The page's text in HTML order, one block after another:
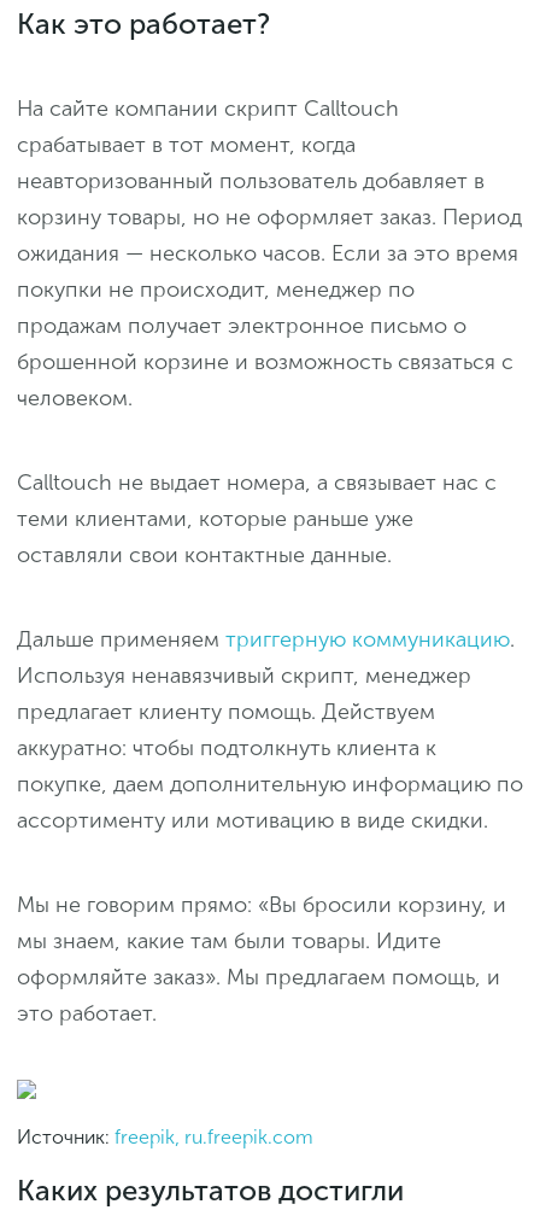
Как это работает?
На сайте компании скрипт Calltouch
срабатывает в тот момент, когда
неавторизованный пользователь добавляет в
корзину товары, но не оформляет заказ. Период
ожидания — несколько часов. Если за это время
покупки не происходит, менеджер по
продажам получает электронное письмо о
брошенной корзине и возможность связаться с
человеком.
Calltouch не выдает номера, а связывает нас с
теми клиентами, которые раньше уже
оставляли свои контактные данные.
Дальше применяем триггерную коммуникацию.
Используя ненавязчивый скрипт, менеджер
предлагает клиенту помощь. Действуем
аккуратно: чтобы подтолкнуть клиента к
покупке, даем дополнительную информацию по
ассортименту или мотивацию в виде скидки.
Мы не говорим прямо: «Вы бросили корзину, и
мы знаем, какие там были товары. Идите
оформляйте заказ». Мы предлагаем помощь, и
это работает.
Источник: freepik, ru.freepik.com
Каких результатов достигли